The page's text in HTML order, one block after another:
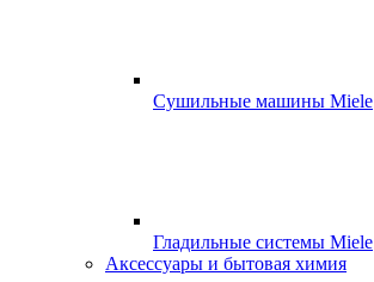
Сушильные машины Miele
Гладильные системы Miele
Аксессуары и бытовая химия